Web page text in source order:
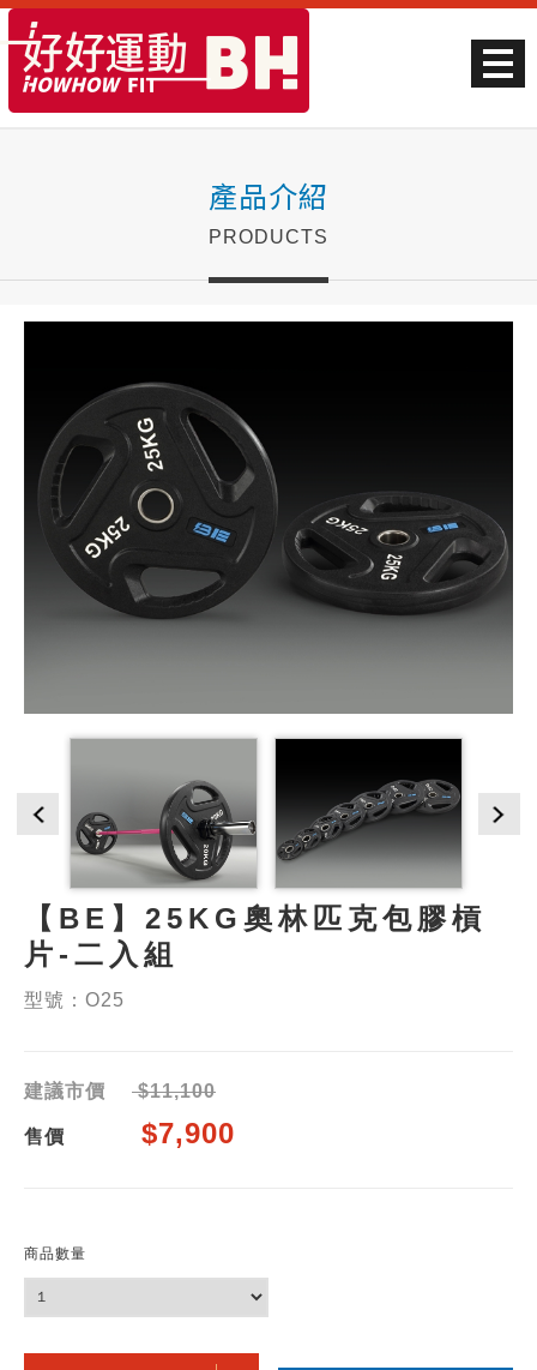
產品介紹
PRODUCTS
【BE】25KG奧林匹克包膠槓
片-二入組
型號：O25
建議市價 $11,100
售價 $7,900
商品數量